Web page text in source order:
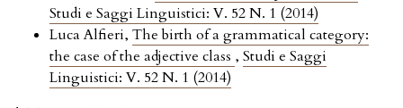
Studi e Saggi Linguistici: V. 52 N. 1 (2014)
Luca Alfieri, The birth of a grammatical category:
the case of the adjective class , Studi e Saggi
Linguistici: V. 52 N. 1 (2014)